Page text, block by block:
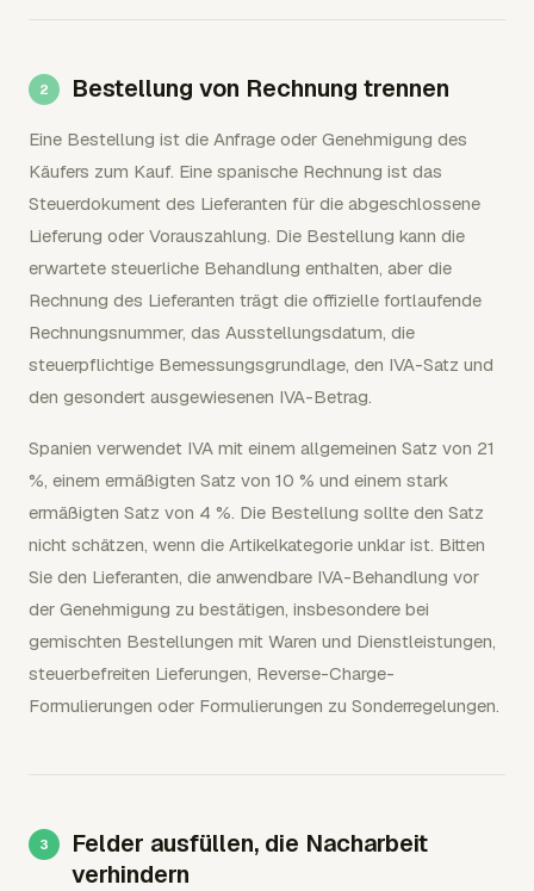
Bestellung von Rechnung trennen
Eine Bestellung ist die Anfrage oder Genehmigung des
Käufers zum Kauf. Eine spanische Rechnung ist das
Steuerdokument des Lieferanten für die abgeschlossene
Lieferung oder Vorauszahlung. Die Bestellung kann die
erwartete steuerliche Behandlung enthalten, aber die
Rechnung des Lieferanten trägt die offizielle fortlaufende
Rechnungsnummer, das Ausstellungsdatum, die
steuerpflichtige Bemessungsgrundlage, den IVA-Satz und
den gesondert ausgewiesenen IVA-Betrag.
Spanien verwendet IVA mit einem allgemeinen Satz von 21
%, einem ermäßigten Satz von 10 % und einem stark
ermäßigten Satz von 4 %. Die Bestellung sollte den Satz
nicht schätzen, wenn die Artikelkategorie unklar ist. Bitten
Sie den Lieferanten, die anwendbare IVA-Behandlung vor
der Genehmigung zu bestätigen, insbesondere bei
gemischten Bestellungen mit Waren und Dienstleistungen,
steuerbefreiten Lieferungen, Reverse-Charge-
Formulierungen oder Formulierungen zu Sonderregelungen.
Felder ausfüllen, die Nacharbeit
verhindern